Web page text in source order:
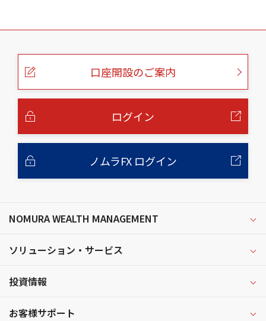
こ
口座開設のご案内
ログイン
ノムラFX ログイン
NOMURA WEALTH MANAGEMENT
ソリューション・サービス
投資情報
お客様サポート